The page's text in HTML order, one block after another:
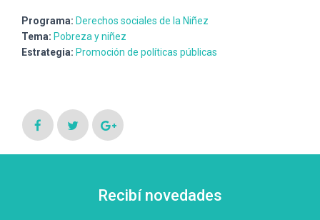
Programa: Derechos sociales de la Niñez
Tema: Pobreza y niñez
Estrategia: Promoción de políticas públicas
Recibí novedades